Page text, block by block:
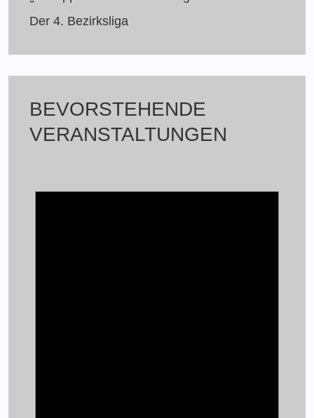
Der 4. Bezirksliga
BEVORSTEHENDE
VERANSTALTUNGEN